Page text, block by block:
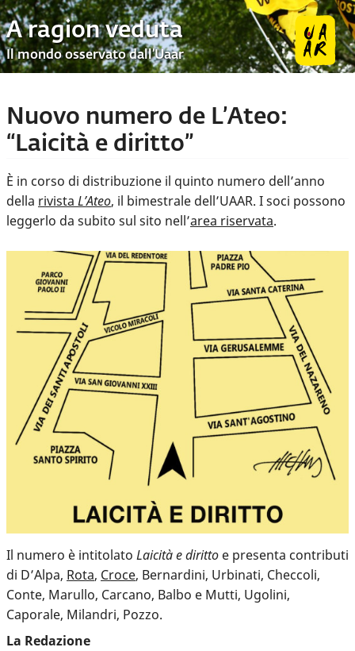
A ragion veduta
Il mondo osservato dall’Uaar
Nuovo numero de L’Ateo:
“Laicità e diritto”
È in corso di di­stri­bu­zio­ne il quinto numero dell’anno
del­la ri­vi­sta L’Ateo, il bi­me­stra­le dell’UAAR. I soci pos­so­no
leg­ger­lo da subito sul sito nell’area riservata.
Il numero è intitolato Laicità e diritto e pre­sen­ta con­tri­bu­ti
di D’Alpa, Rota, Croce, Bernardini, Urbinati, Checcoli,
Conte, Marullo, Carcano, Balbo e Mutti, Ugolini,
Caporale, Milandri, Pozzo.
La Re­da­zio­ne